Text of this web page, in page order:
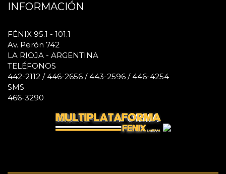
INFORMACIÓN
FÉNIX 95.1 - 101.1
Av. Perón 742
LA RIOJA - ARGENTINA
TELÉFONOS
442-2112 / 446-2656 / 443-2596 / 446-4254
SMS
466-3290